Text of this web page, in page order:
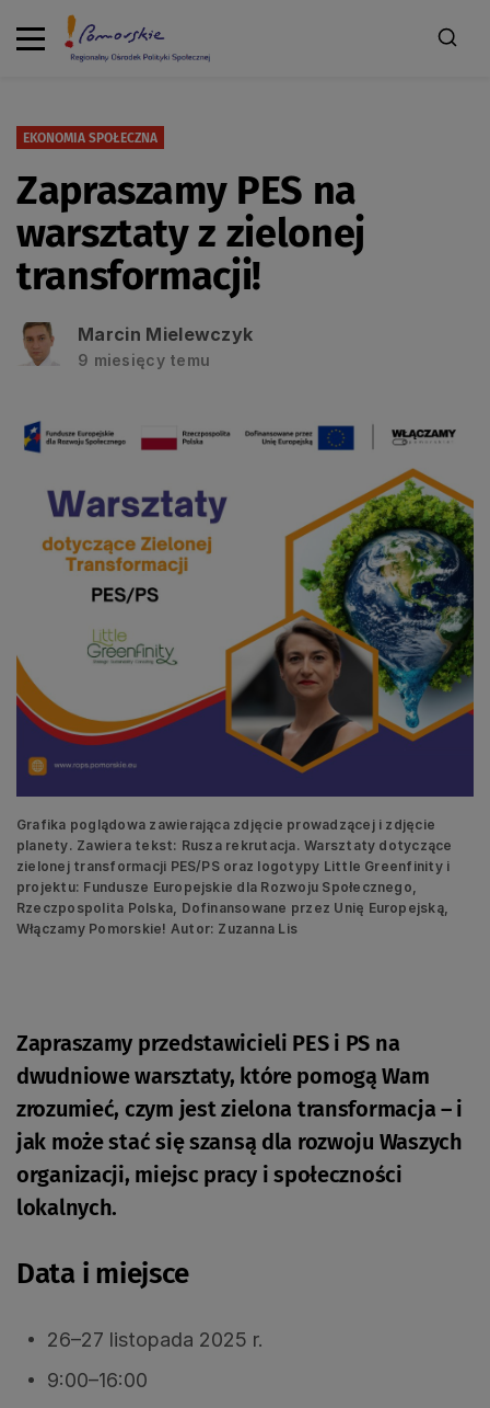
EKONOMIA SPOŁECZNA
Zapraszamy PES na
warsztaty z zielonej
transformacji!
Marcin Mielewczyk
9 miesięcy temu
Grafika poglądowa zawierająca zdjęcie prowadzącej i zdjęcie
planety. Zawiera tekst: Rusza rekrutacja. Warsztaty dotyczące
zielonej transformacji PES/PS oraz logotypy Little Greenfinity i
projektu: Fundusze Europejskie dla Rozwoju Społecznego,
Rzeczpospolita Polska, Dofinansowane przez Unię Europejską,
Włączamy Pomorskie! Autor: Zuzanna Lis
Zapraszamy przedstawicieli PES i PS na
dwudniowe warsztaty, które pomogą Wam
zrozumieć, czym jest zielona transformacja – i
jak może stać się szansą dla rozwoju Waszych
organizacji, miejsc pracy i społeczności
lokalnych.
Data i miejsce
26–27 listopada 2025 r.
9:00–16:00